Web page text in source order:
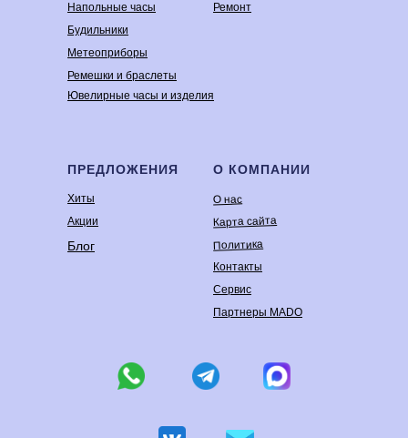
Напольные часы
Будильники
Метеоприборы
Ремешки и браслеты
Ювелирные часы и изделия
ПРЕДЛОЖЕНИЯ
Хиты
Акции
Блог
Ремонт
О КОМПАНИИ
О нас
Карта сайта
Политика
Контакты
Сервис
Партнеры MADO